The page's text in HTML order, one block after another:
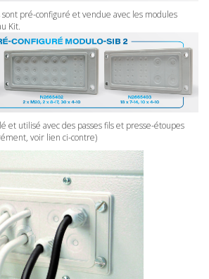
sont pré-configuré et vendue avec les modules
Kit.
et utilisé avec des passes fils et presse-étoupes
voir lien ci-contre)